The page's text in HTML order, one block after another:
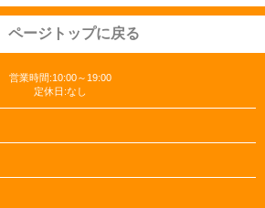
ページトップに戻る
営業時間:10:00～19:00
定休日:なし